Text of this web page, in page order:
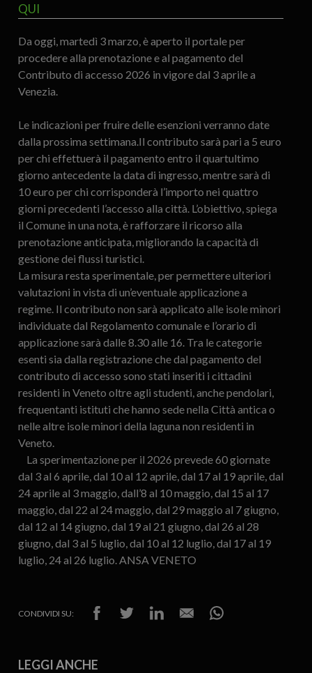
QUI
Da oggi, martedì 3 marzo, è aperto il portale per
procedere alla prenotazione e al pagamento del
Contributo di accesso 2026 in vigore dal 3 aprile a
Venezia.
Le indicazioni per fruire delle esenzioni verranno date
dalla prossima settimana.Il contributo sarà pari a 5 euro
per chi effettuerà il pagamento entro il quartultimo
giorno antecedente la data di ingresso, mentre sarà di
10 euro per chi corrisponderà l’importo nei quattro
giorni precedenti l’accesso alla città. L’obiettivo, spiega
il Comune in una nota, è rafforzare il ricorso alla
prenotazione anticipata, migliorando la capacità di
gestione dei flussi turistici.
La misura resta sperimentale, per permettere ulteriori
valutazioni in vista di un’eventuale applicazione a
regime. Il contributo non sarà applicato alle isole minori
individuate dal Regolamento comunale e l’orario di
applicazione sarà dalle 8.30 alle 16. Tra le categorie
esenti sia dalla registrazione che dal pagamento del
contributo di accesso sono stati inseriti i cittadini
residenti in Veneto oltre agli studenti, anche pendolari,
frequentanti istituti che hanno sede nella Città antica o
nelle altre isole minori della laguna non residenti in
Veneto.
La sperimentazione per il 2026 prevede 60 giornate
dal 3 al 6 aprile, dal 10 al 12 aprile, dal 17 al 19 aprile, dal
24 aprile al 3 maggio, dall’8 al 10 maggio, dal 15 al 17
maggio, dal 22 al 24 maggio, dal 29 maggio al 7 giugno,
dal 12 al 14 giugno, dal 19 al 21 giugno, dal 26 al 28
giugno, dal 3 al 5 luglio, dal 10 al 12 luglio, dal 17 al 19
luglio, 24 al 26 luglio. ANSA VENETO
CONDIVIDI SU:
LEGGI ANCHE